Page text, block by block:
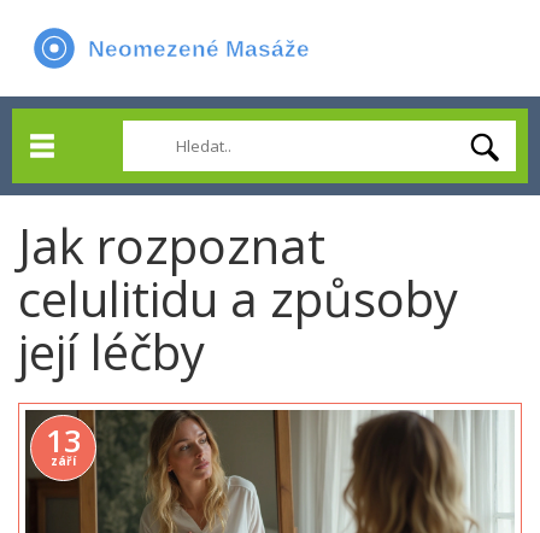
Jak rozpoznat
celulitidu a způsoby
její léčby
13
září